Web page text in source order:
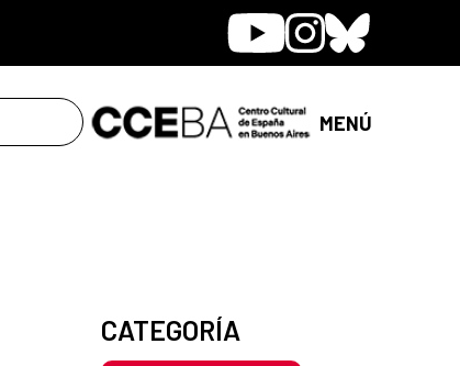
YoutubeInstagram
Bluesky
MENÚ
CATEGORÍA